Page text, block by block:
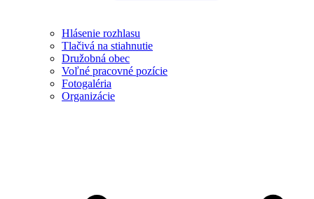
Hlásenie rozhlasu
Tlačivá na stiahnutie
Družobná obec
Voľné pracovné pozície
Fotogaléria
Organizácie